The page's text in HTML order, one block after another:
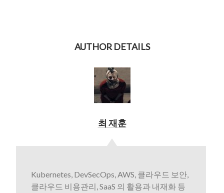
AUTHOR DETAILS
최 재훈
Kubernetes, DevSecOps, AWS, 클라우드 보안,
클라우드 비용관리, SaaS 의 활용과 내재화 등